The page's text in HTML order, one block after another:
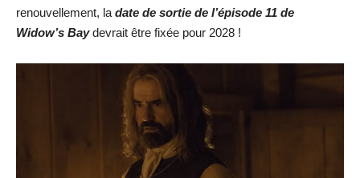
renouvellement, la date de sortie de l’épisode 11 de
Widow’s Baydevrait être fixée pour 2028 !